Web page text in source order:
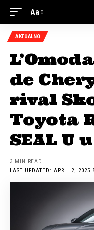
Aa
AKTUALNO
de
rival
Toyota
SEAL U
LAST UPDATED: APRIL 2, 2025
3 MIN READ